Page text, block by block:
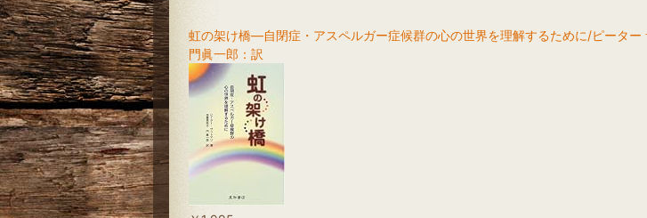
虹の架け橋―自閉症・アスペルガー症候群の心の世界を理解するために/ピータ
門眞一郎：訳